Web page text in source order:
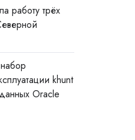
работу трёх
khunt
Oracle